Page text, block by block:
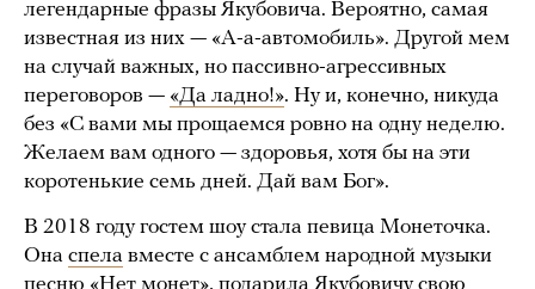
легендарные фразы Якубовича. Вероятно, самая
известная из них — «А-а-автомобиль». Другой мем
на случай важных, но пассивно-агрессивных
переговоров — «Да ладно!». Ну и, конечно, никуда
без «С вами мы прощаемся ровно на одну неделю.
Желаем вам одного — здоровья, хотя бы на эти
коротенькие семь дней. Дай вам Бог».
В 2018 году гостем шоу стала певица Монеточка.
Она спела вместе с ансамблем народной музыки